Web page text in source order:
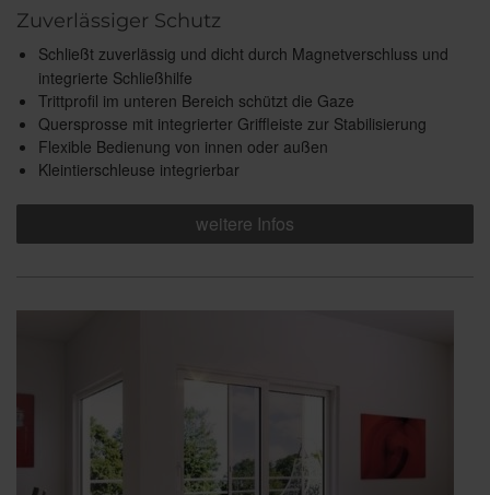
Zuverlässiger Schutz
Schließt zuverlässig und dicht durch Magnetverschluss und
integrierte Schließhilfe
Trittprofil im unteren Bereich schützt die Gaze
Quersprosse mit integrierter Griffleiste zur Stabilisierung
Flexible Bedienung von innen oder außen
Kleintierschleuse integrierbar
weitere Infos